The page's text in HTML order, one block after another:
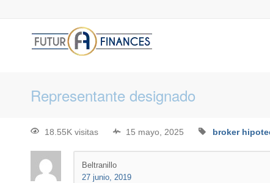
Representante designado
18.55K visitas 15 mayo, 2025 broker
Beltranillo
27 junio, 2019